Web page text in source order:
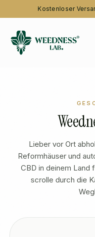
Kostenloser
Lieber vor Ort
Reformhäuser und
CBD in deinem Land
scrolle durch die